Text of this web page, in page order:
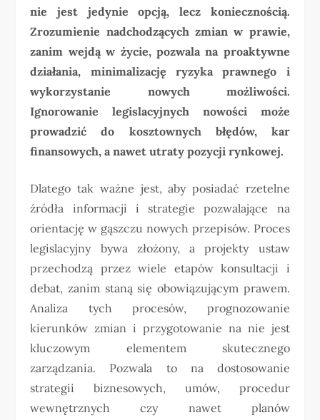
nie jest jedynie opcją, lecz koniecznością.
Zrozumienie nadchodzących zmian w prawie,
zanim wejdą w życie, pozwala na proaktywne
działania, minimalizację ryzyka prawnego i
wykorzystanie nowych możliwości.
Ignorowanie legislacyjnych nowości może
prowadzić do kosztownych błędów, kar
finansowych, a nawet utraty pozycji rynkowej.
Dlatego tak ważne jest, aby posiadać rzetelne
źródła informacji i strategie pozwalające na
orientację w gąszczu nowych przepisów. Proces
legislacyjny bywa złożony, a projekty ustaw
przechodzą przez wiele etapów konsultacji i
debat, zanim staną się obowiązującym prawem.
Analiza tych procesów, prognozowanie
kierunków zmian i przygotowanie na nie jest
kluczowym elementem skutecznego
zarządzania. Pozwala to na dostosowanie
strategii biznesowych, umów, procedur
wewnętrznych czy nawet planów